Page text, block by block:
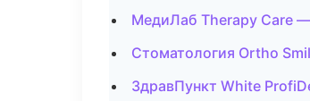
МедиЛаб Therapy Care
Стоматология Ortho
ЗдравПункт White